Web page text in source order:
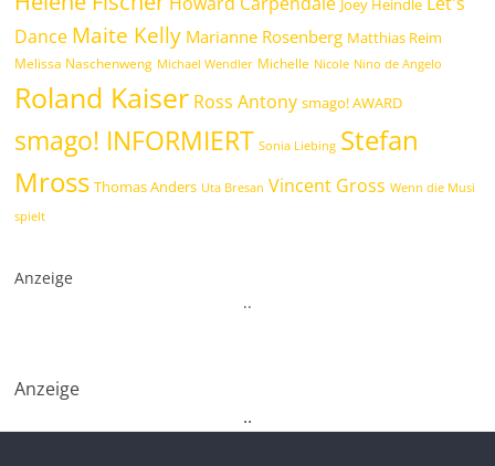
Joey Heindle
Dance Maite Kelly Marianne Rosenberg Matthias Reim
Melissa Naschenweng Michael Wendler Michelle Nicole Nino de Angelo
Roland Kaiser Ross Antony smago! AWARD
smago! INFORMIERT Sonia Liebing Stefan
Mross Thomas Anders Uta Bresan Vincent Gross Wenn die Musi
spielt
Anzeige
..
Anzeige
..